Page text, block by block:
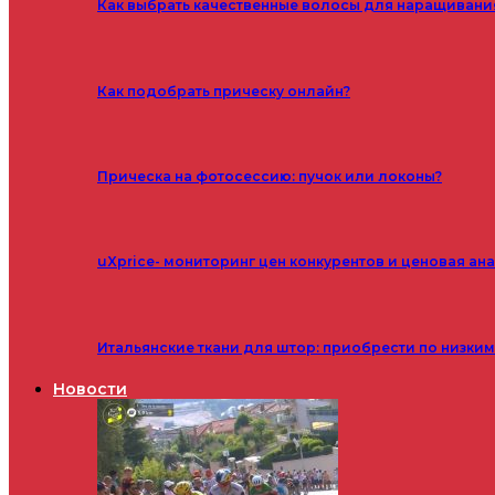
Как выбрать качественные волосы для
Как подобрать прическу онлайн?
Прическа на фотосессию: пучок или локоны?
uXprice- мониторинг цен конкурентов и ценовая
Итальянские ткани для штор: приобрести по
Новости